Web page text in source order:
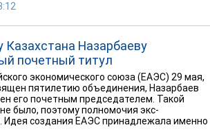
Казахстана Назарбаеву
почетный титул
экономического союза (ЕАЭС) 29 мая,
пятилетию объединения, Назарбаев
его почетным председателем. Такой
было, поэтому полномочия экс-
Идея создания ЕАЭС принадлежала именно